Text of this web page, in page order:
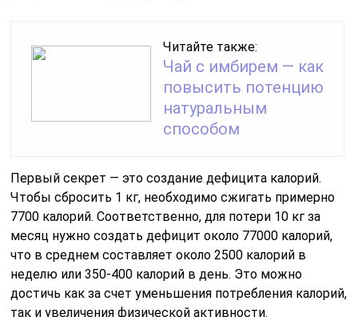
Читайте также:
Чай с имбирем — как
повысить потенцию
натуральным
способом
Первый секрет — это создание дефицита калорий.
Чтобы сбросить 1 кг, необходимо сжигать примерно
7700 калорий. Соответственно, для потери 10 кг за
месяц нужно создать дефицит около 77000 калорий,
что в среднем составляет около 2500 калорий в
неделю или 350-400 калорий в день. Это можно
достичь как за счет уменьшения потребления калорий,
так и увеличения физической активности.